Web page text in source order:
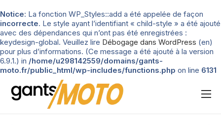
Notice: La fonction WP_Styles::add a été appelée de façon
incorrecte. Le style ayant l’identifiant « child-style » a été ajouté
avec des dépendances qui n’ont pas été enregistrées :
keydesign-global. Veuillez lire Débogage dans WordPress (en)
pour plus d’informations. (Ce message a été ajouté à la version
6.9.1.) in /home/u298142559/domains/gants-
moto.fr/public_html/wp-includes/functions.php on line 6131
Nos tests